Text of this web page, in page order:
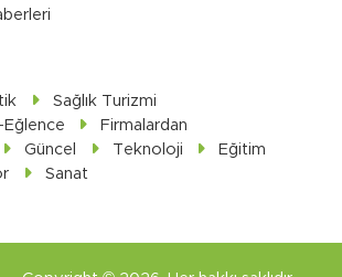
Sağlık Turizmi
Firmalardan
Güncel Teknoloji
Eğitim
Sanat